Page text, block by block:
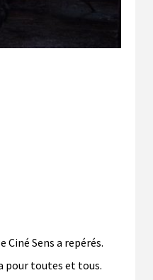
Ciné Sens a repérés.
pour toutes et tous.